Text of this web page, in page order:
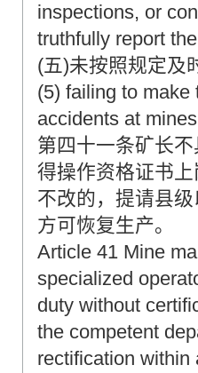
inspections, or
truthfully report
(五)未按照规定及
(5) failing to make
accidents at
第四十一条矿长
得操作资格证书
不改的，提请县
方可恢复生产。
Article 41 Mine
specialized
duty without
the competent
rectification within